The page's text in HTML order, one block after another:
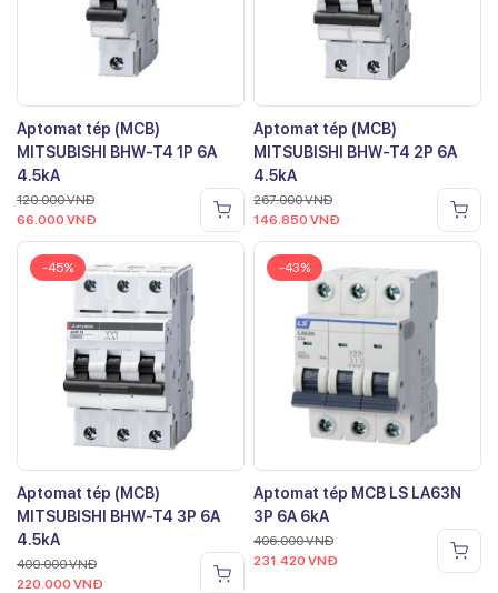
Aptomat tép (MCB)
MITSUBISHI BHW-T4 1P 6A
4.5kA
120.000VNĐ
66.000 VNĐ
Aptomat tép (MCB)
MITSUBISHI BHW-T4 2P 6A
4.5kA
267.000VNĐ
146.850 VNĐ
-45%
Aptomat tép (MCB)
MITSUBISHI BHW-T4 3P 6A
4.5kA
400.000VNĐ
220.000 VNĐ
-43%
Aptomat tép MCB LS LA63N
3P 6A 6kA
406.000VNĐ
231.420 VNĐ